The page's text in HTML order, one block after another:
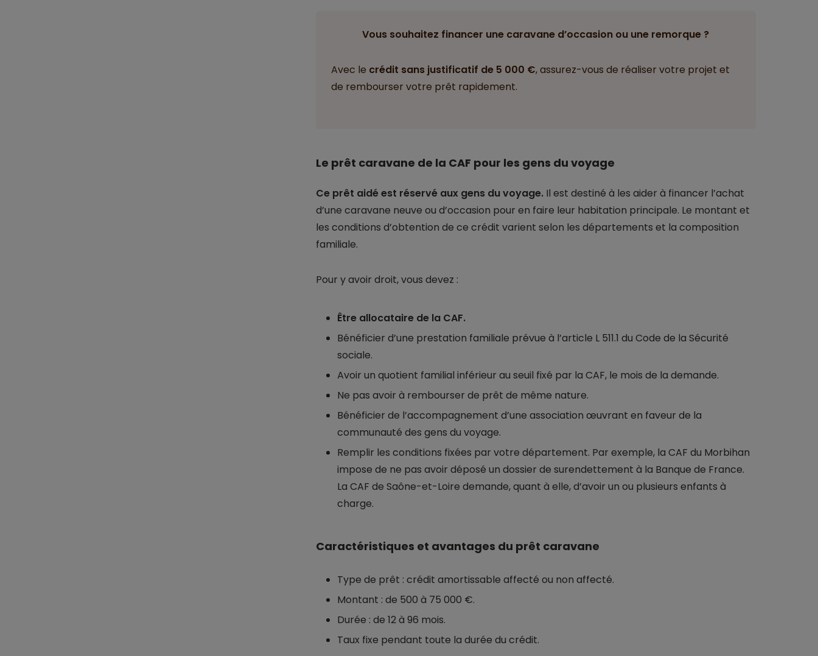
Vous souhaitez financer une caravane d’occasion ou une remorque ?
Avec le crédit sans justificatif de 5 000 €, assurez-vous de réaliser votre projet et
de rembourser votre prêt rapidement.
Le prêt caravane de la CAF pour les gens du voyage
Ce prêt aidé est réservé aux gens du voyage. Il est destiné à les aider à financer l’achat
d’une caravane neuve ou d’occasion pour en faire leur habitation principale. Le montant et
les conditions d’obtention de ce crédit varient selon les départements et la composition
familiale.
Pour y avoir droit, vous devez :
Être allocataire de la CAF.
Bénéficier d’une prestation familiale prévue à l’article L 511.1 du Code de la Sécurité
sociale.
Avoir un quotient familial inférieur au seuil fixé par la CAF, le mois de la demande.
Ne pas avoir à rembourser de prêt de même nature.
Bénéficier de l’accompagnement d’une association œuvrant en faveur de la
communauté des gens du voyage.
Remplir les conditions fixées par votre département. Par exemple, la CAF du Morbihan
impose de ne pas avoir déposé un dossier de surendettement à la Banque de France.
La CAF de Saône-et-Loire demande, quant à elle, d’avoir un ou plusieurs enfants à
charge.
Caractéristiques et avantages du prêt caravane
Type de prêt : crédit amortissable affecté ou non affecté.
Montant : de 500 à 75 000 €.
Durée : de 12 à 96 mois.
Taux fixe pendant toute la durée du crédit.